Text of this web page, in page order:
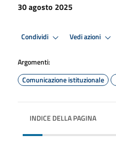
30 agosto 2025
Condividi Vedi azioni
Argomenti:
Comunicazione istituzionale
INDICE DELLA PAGINA